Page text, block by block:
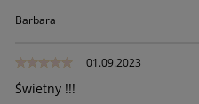
Barbara
01.09.2023
Świetny !!!